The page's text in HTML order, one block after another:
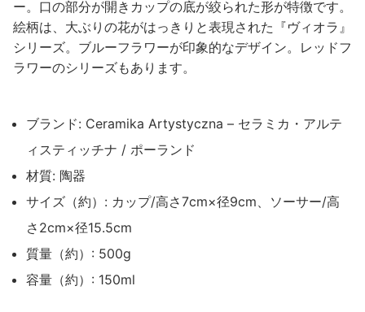
ー。口の部分が開きカップの底が絞られた形が特徴です。
絵柄は、大ぶりの花がはっきりと表現された『ヴィオラ』
シリーズ。ブルーフラワーが印象的なデザイン。レッドフ
ラワーのシリーズもあります。
ブランド: Ceramika Artystyczna – セラミカ・アルテ
ィスティッチナ / ポーランド
材質: 陶器
サイズ（約）: カップ/高さ7cm×径9cm、ソーサー/高
さ2cm×径15.5cm
質量（約）: 500g
容量（約）: 150ml